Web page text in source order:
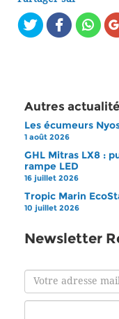
Autres
Les écumeurs
1 août 2026
GHL Mitras LX8 :
rampe LED
16 juillet 2026
Tropic Marin
10 juillet 2026
Newsletter